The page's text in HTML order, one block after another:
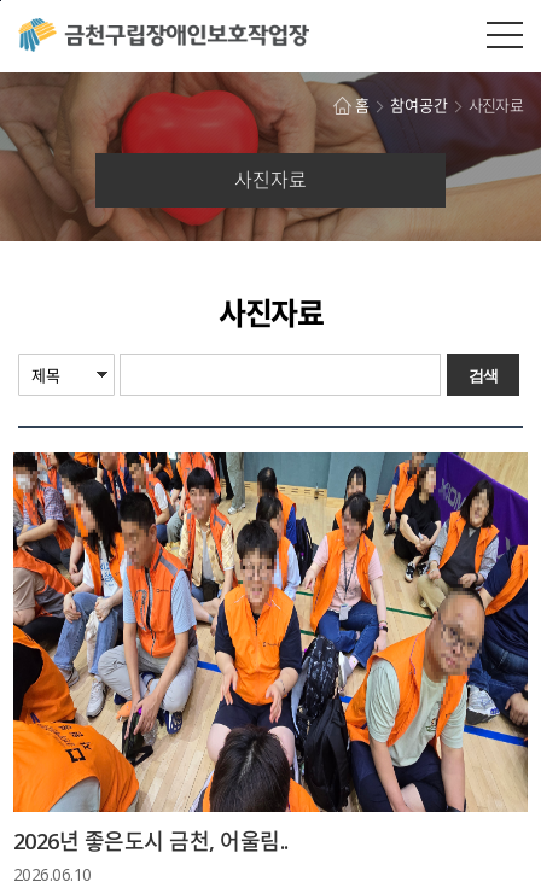
본문바로가기
홈 참여공간 사진자료
사진자료
사진자료
2026년 좋은도시 금천, 어울림..
2026.06.10